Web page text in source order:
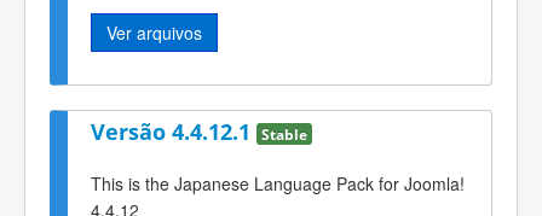
Ver arquivos
Versão 4.4.12.1 Stable
This is the Japanese Language Pack for Joomla!
4.4.12